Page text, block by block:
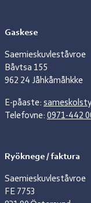
Gaskese
Saemieskuvleståvroe
Båvtsa 155
962 24 Jåhkåmåhkke
E-påaste:
Telefovne: 0971-442
Ryöknege / faktura
Saemieskuvleståvroe
FE 7753